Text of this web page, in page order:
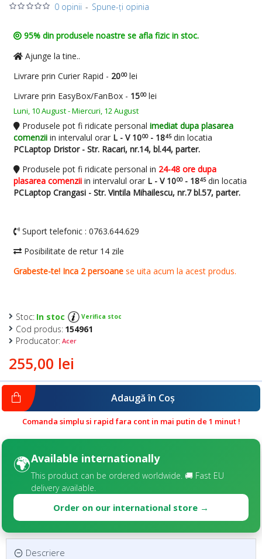
0 opinii - Spune-ţi opinia
255,00 lei
Stoc: In stoc Verifica stoc
Cod produs: 154961
Producator: Acer
Adaugă în Coş
Comanda simplu si rapid fara cont in mai putin de 1 minut !
🌍Available internationally
This product can be ordered worldwide. 🚚 Fast EU
delivery available.
Order on our international store →
Descriere